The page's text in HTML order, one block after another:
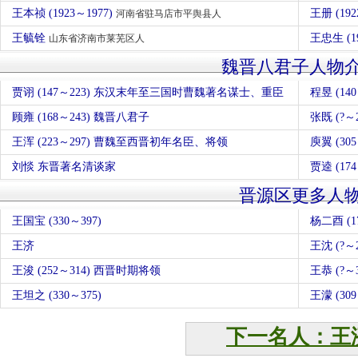
王本祯 (1923～1977) 河南省驻马店市平舆县人 王册
王毓铨 山东省济南市莱芜区人 王忠生
魏晋八君子人物
贾诩 (147～223) 东汉末年至三国时曹魏著名谋士、重臣 程昱
顾雍 (168～243) 魏晋八君子 张既 (?
王浑 (223～297) 曹魏至西晋初年名臣、将领 庾翼
刘惔 东晋著名清谈家 贾逵
晋源区更多人
王国宝 (330～397) 杨二酉
王济 王沈 (?
王浚 (252～314) 西晋时期将领 王恭 (?～
王坦之 (330～375) 王濛
下一名人：王